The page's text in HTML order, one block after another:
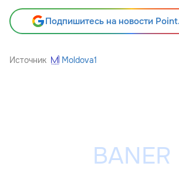
Подпишитесь на новости
Источник Moldova1